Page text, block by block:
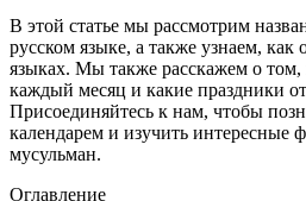
В этой статье мы рассмотрим
русском языке, а также узнаем,
языках. Мы также расскажем о
каждый месяц и какие праздники
Присоединяйтесь к нам, чтобы
календарем и изучить интересные
мусульман.
Оглавление